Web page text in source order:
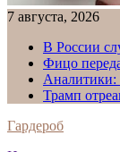
7 августа, 2026
В России
Фицо
Аналитики:
Трамп
Гардероб